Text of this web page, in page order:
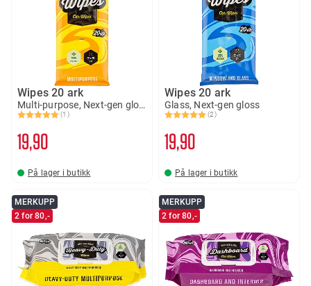
Wipes 20 ark
Multi-purpose, Next-gen gloss
Karakter:
(1)
5.0 av 5 mulige
19 90
På lager i butikk
Wipes 20 ark
Glass, Next-gen gloss
Karakter:
(2)
5.0 av 5 mulige
19 90
På lager i butikk
MERKUPP
2 for 80,-
MERKUPP
2 for 80,-